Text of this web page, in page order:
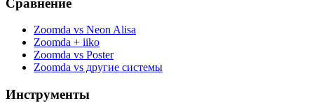
Zoomda vs Neon Alisa
Zoomda + iiko
Zoomda vs Poster
Zoomda vs другие системы
Инструменты